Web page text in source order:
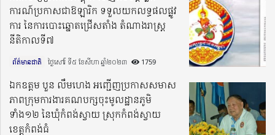
ការណ៍ប្រកាសជាឱឡារិក ទទួលយកលទ្ធផលផ្លូវ
ការ នៃការបោះឆ្នោតជ្រើសតាំង តំណាងរាស្ត្រ
នីតិកាលទី៧
ព័ត៌មានជាតិ ថ្ងៃសៅរ៍ ទី៥ ខែសីហា ឆ្នាំ២០២៣​ 1759
ឯកឧត្តម បួន លឹមហេង អញ្ជើញប្រកាសសមាស
ភាពក្រុមការងារគណបក្សចុះមូលដ្ឋានភូមិ
ទាំង១២ នៃឃុំកំពង់ស្វាយ ស្រុកកំពង់ស្វាយ
ខេត្តកំពង់ធំ